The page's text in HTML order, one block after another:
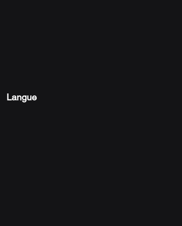
Langue